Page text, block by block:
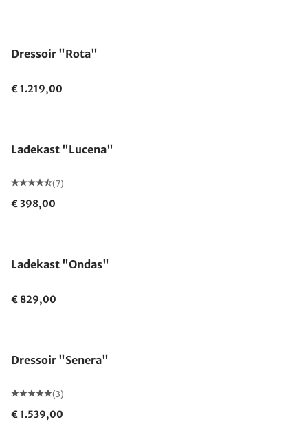
Dressoir "Rota"
€ 1.219,00
Ladekast "Lucena"
(7)
€ 398,00
Ladekast "Ondas"
€ 829,00
Dressoir "Senera"
(3)
€ 1.539,00